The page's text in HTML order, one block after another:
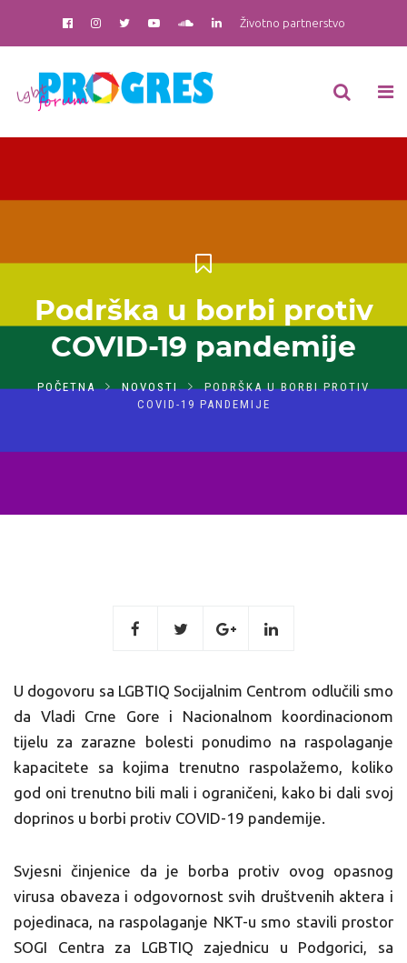
Životno partnerstvo
Podrška u borbi protiv
COVID-19 pandemije
POČETNA NOVOSTI
PODRŠKA U BORBI PROTIV
COVID-19 PANDEMIJE
U dogovoru sa LGBTIQ Socijalnim Centrom odlučili smo
da Vladi Crne Gore i Nacionalnom koordinacionom
tijelu za zarazne bolesti ponudimo na raspolaganje
kapacitete sa kojima trenutno raspolažemo, koliko
god oni trenutno bili mali i ograničeni, kako bi dali svoj
doprinos u borbi protiv COVID-19 pandemije.
Svjesni činjenice da je borba protiv ovog opasnog
virusa obaveza i odgovornost svih društvenih aktera i
pojedinaca, na raspolaganje NKT-u smo stavili prostor
SOGI Centra za LGBTIQ zajednicu u Podgorici, sa